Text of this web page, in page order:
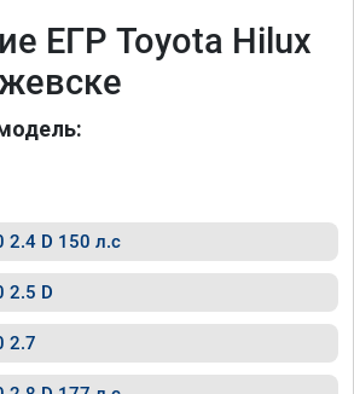
ЕГР Toyota Hilux
2.4 D 150 л.с
2.5 D
2.7